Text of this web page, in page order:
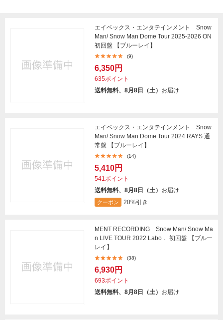
エイベックス・エンタテインメント Snow
Man/ Snow Man Dome Tour 2025-2026 ON
初回盤 【ブルーレイ】
(9)
6,350円
635ポイント
送料無料、8月8日（土） お届け
エイベックス・エンタテインメント Snow
Man/ Snow Man Dome Tour 2024 RAYS 通
常盤 【ブルーレイ】
(14)
5,410円
541ポイント
送料無料、8月8日（土） お届け
クーポン 20%引き
MENT RECORDING Snow Man/ Snow Ma
n LIVE TOUR 2022 Labo． 初回盤 【ブルー
レイ】
(38)
6,930円
693ポイント
送料無料、8月8日（土） お届け